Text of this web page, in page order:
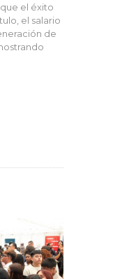
el éxito
el salario
de